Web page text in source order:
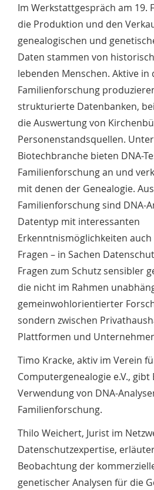
Im Werkstattgespräch am 19.
die Produktion und den
genealogischen und
Daten stammen von
lebenden Menschen. Aktive in
Familienforschung
strukturierte Datenbanken,
die Auswertung von
Personenstandsquellen.
Biotechbranche bieten DNA-
Familienforschung an und
mit denen der Genealogie.
Familienforschung sind DNA-
Datentyp mit interessanten
Erkenntnismöglichkeiten
Fragen – in Sachen
Fragen zum Schutz sensibler
die nicht im Rahmen
gemeinwohlorientierter
sondern zwischen
Plattformen und
Timo Kracke, aktiv im Verein
Computergenealogie e.V., gibt
Verwendung von DNA-
Familienforschung.
Thilo Weichert, Jurist im
Datenschutzexpertise,
Beobachtung der
genetischer Analysen für die